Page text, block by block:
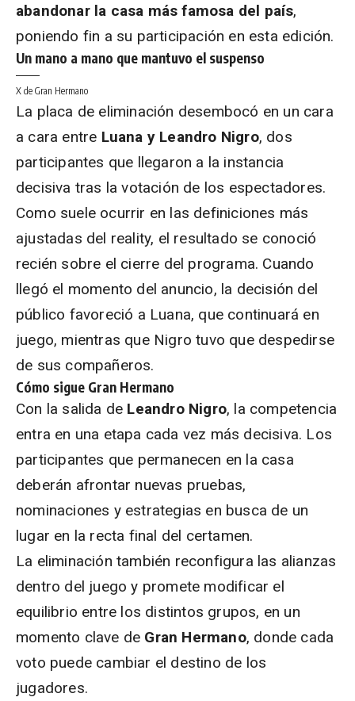
abandonar la casa más famosa del país,
poniendo fin a su participación en esta edición.
Un mano a mano que mantuvo el suspenso
X de Gran Hermano
La placa de eliminación desembocó en un cara
a cara entre Luana y Leandro Nigro, dos
participantes que llegaron a la instancia
decisiva tras la votación de los espectadores.
Como suele ocurrir en las definiciones más
ajustadas del reality, el resultado se conoció
recién sobre el cierre del programa. Cuando
llegó el momento del anuncio, la decisión del
público favoreció a Luana, que continuará en
juego, mientras que Nigro tuvo que despedirse
de sus compañeros.
Cómo sigue Gran Hermano
Con la salida de Leandro Nigro, la competencia
entra en una etapa cada vez más decisiva. Los
participantes que permanecen en la casa
deberán afrontar nuevas pruebas,
nominaciones y estrategias en busca de un
lugar en la recta final del certamen.
La eliminación también reconfigura las alianzas
dentro del juego y promete modificar el
equilibrio entre los distintos grupos, en un
momento clave de Gran Hermano, donde cada
voto puede cambiar el destino de los
jugadores.